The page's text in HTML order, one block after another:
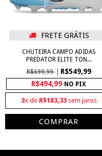
FRETE GRÁTIS
CHUTEIRA CAMPO ADIDAS
PREDATOR ELITE TON...
R$699,99
R$549,99
R$494,99 NO PIX
3x de R$183,33sem juros
COMPRAR